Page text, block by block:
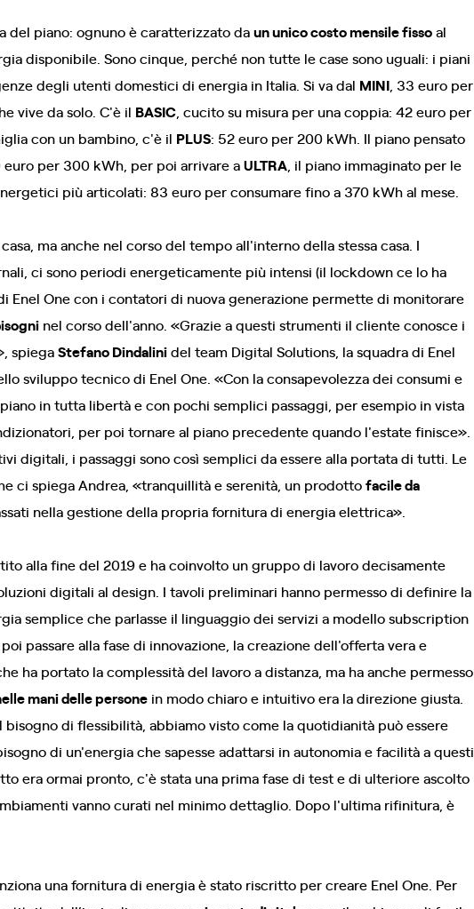
del piano: ognuno è caratterizzato daun unico costo mensile fissoal
disponibile. Sono cinque, perché non tutte le case sono uguali: i piani
degli utenti domestici di energia in Italia. Si va dal MINI , 33 euro per
vive da solo. C'è il BASIC , cucito su misura per una coppia: 42 euro per
con un bambino, c'è il PLUS: 52 euro per 200 kWh. Il piano pensato
euro per 300 kWh, per poi arrivare aULTRA , il piano immaginato per le
più articolati: 83 euro per consumare fino a 370 kWh al mese.
ma anche nel corso del tempo all'interno della stessa casa. I
ci sono periodi energeticamente più intensi (il lockdown ce lo ha
Enel One con i contatori di nuova generazione permette di monitorare
nel corso dell'anno. «Grazie a questi strumenti il cliente conosce i
spiegaStefano Dindalinidel team Digital Solutions, la squadra di Enel
sviluppo tecnico di Enel One. «Con la consapevolezza dei consumi e
in tutta libertà e con pochi semplici passaggi, per esempio in vista
per poi tornare al piano precedente quando l'estate finisce».
digitali, i passaggi sono così semplici da essere alla portata di tutti. Le
ci spiega Andrea, «tranquillità e serenità, un prodottofacile da
nella gestione della propria fornitura di energia elettrica».
alla fine del 2019 e ha coinvolto un gruppo di lavoro decisamente
digitali al design. I tavoli preliminari hanno permesso di definire la
semplice che parlasse il linguaggio dei servizi a modello subscription
passare alla fase di innovazione, la creazione dell'offerta vera e
ha portato la complessità del lavoro a distanza, ma ha anche permesso
mani delle persone in modo chiaro e intuitivo era la direzione giusta.
di flessibilità, abbiamo visto come la quotidianità può essere
di un'energia che sapesse adattarsi in autonomia e facilità a questi
era ormai pronto, c'è stata una prima fase di test e di ulteriore ascolto
vanno curati nel minimo dettaglio. Dopo l'ultima rifinitura, è
una fornitura di energia è stato riscritto per creare Enel One. Per